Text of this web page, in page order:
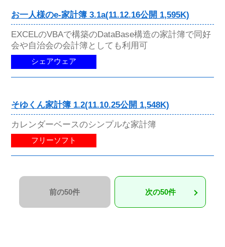
お一人様のe-家計簿 3.1a(11.12.16公開 1,595K)
EXCELのVBAで構築のDataBase構造の家計簿で同好
会や自治会の会計簿としても利用可
シェアウェア
そゆくん家計簿 1.2(11.10.25公開 1,548K)
カレンダーベースのシンプルな家計簿
フリーソフト
前の50件 次の50件